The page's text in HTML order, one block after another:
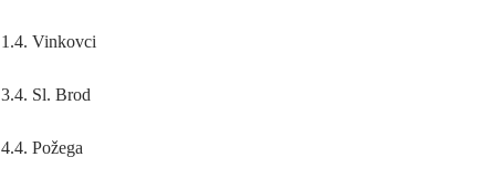
1.4. Vinkovci
3.4. Sl. Brod
4.4. Požega